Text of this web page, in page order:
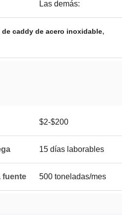
Las demás:
caddy de acero inoxidable,
$2-$200
15 días laborables
fuente 500 toneladas/mes